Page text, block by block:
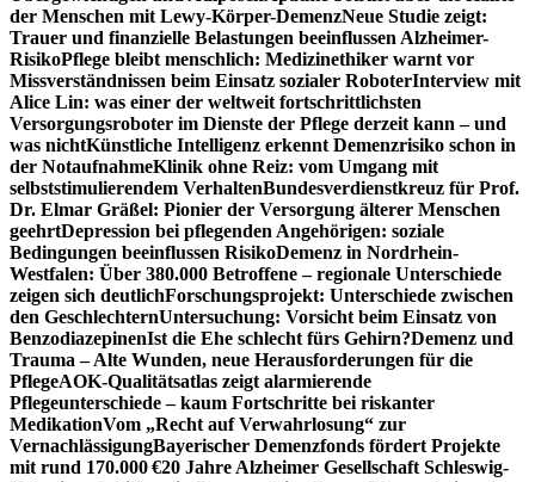
der Menschen mit Lewy-Körper-DemenzNeue Studie zeigt:
Trauer und finanzielle Belastungen beeinflussen Alzheimer-
RisikoPflege bleibt menschlich: Medizinethiker warnt vor
Missverständnissen beim Einsatz sozialer RoboterInterview mit
Alice Lin: was einer der weltweit fortschrittlichsten
Versorgungsroboter im Dienste der Pflege derzeit kann – und
was nichtKünstliche Intelligenz erkennt Demenzrisiko schon in
der NotaufnahmeKlinik ohne Reiz: vom Umgang mit
selbststimulierendem VerhaltenBundesverdienstkreuz für Prof.
Dr. Elmar Gräßel: Pionier der Versorgung älterer Menschen
geehrtDepression bei pflegenden Angehörigen: soziale
Bedingungen beeinflussen RisikoDemenz in Nordrhein-
Westfalen: Über 380.000 Betroffene – regionale Unterschiede
zeigen sich deutlichForschungsprojekt: Unterschiede zwischen
den GeschlechternUntersuchung: Vorsicht beim Einsatz von
BenzodiazepinenIst die Ehe schlecht fürs Gehirn?Demenz und
Trauma – Alte Wunden, neue Herausforderungen für die
PflegeAOK-Qualitätsatlas zeigt alarmierende
Pflegeunterschiede – kaum Fortschritte bei riskanter
MedikationVom „Recht auf Verwahrlosung“ zur
VernachlässigungBayerischer Demenzfonds fördert Projekte
mit rund 170.000 €20 Jahre Alzheimer Gesellschaft Schleswig-